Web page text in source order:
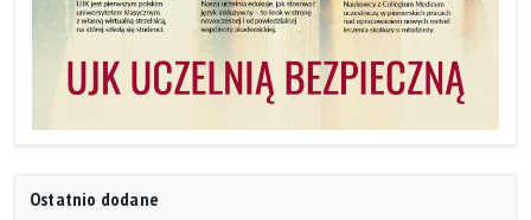
Ostatnio dodane